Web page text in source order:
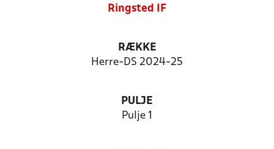
Ringsted IF
RÆKKE
Herre-DS 2024-25
PULJE
Pulje 1